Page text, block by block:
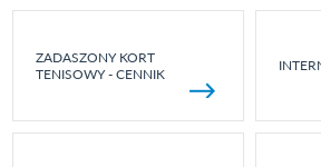
ZADASZONY KORT
TENISOWY - CENNIK